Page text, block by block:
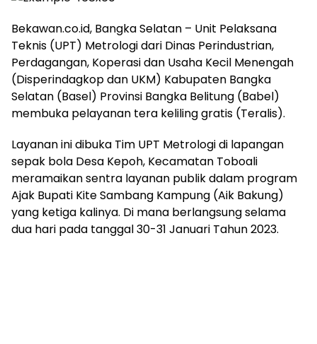
Bekawan.co.id, Bangka Selatan – Unit Pelaksana
Teknis (UPT) Metrologi dari Dinas Perindustrian,
Perdagangan, Koperasi dan Usaha Kecil Menengah
(Disperindagkop dan UKM) Kabupaten Bangka
Selatan (Basel) Provinsi Bangka Belitung (Babel)
membuka pelayanan tera keliling gratis (Teralis).
Layanan ini dibuka Tim UPT Metrologi di lapangan
sepak bola Desa Kepoh, Kecamatan Toboali
meramaikan sentra layanan publik dalam program
Ajak Bupati Kite Sambang Kampung (Aik Bakung)
yang ketiga kalinya. Di mana berlangsung selama
dua hari pada tanggal 30-31 Januari Tahun 2023.